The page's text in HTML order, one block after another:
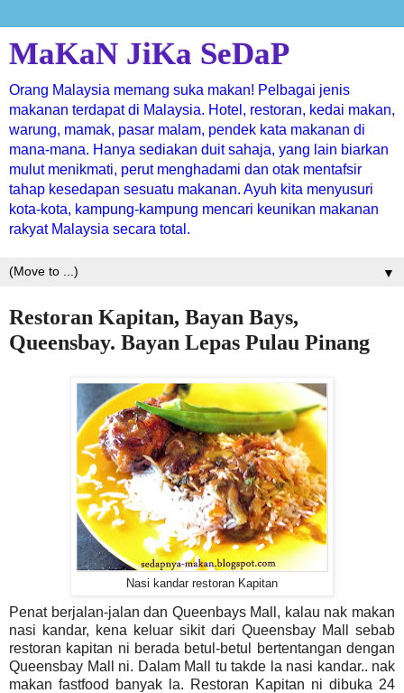
MaKaN JiKa SeDaP
Orang Malaysia memang suka makan! Pelbagai jenis
makanan terdapat di Malaysia. Hotel, restoran, kedai makan,
warung, mamak, pasar malam, pendek kata makanan di
mana-mana. Hanya sediakan duit sahaja, yang lain biarkan
mulut menikmati, perut menghadami dan otak mentafsir
tahap kesedapan sesuatu makanan. Ayuh kita menyusuri
kota-kota, kampung-kampung mencari keunikan makanan
rakyat Malaysia secara total.
▼
Restoran Kapitan, Bayan Bays,
Queensbay. Bayan Lepas Pulau Pinang
Nasi kandar restoran Kapitan
Penat berjalan-jalan dan Queenbays Mall, kalau nak makan
nasi kandar, kena keluar sikit dari Queensbay Mall sebab
restoran kapitan ni berada betul-betul bertentangan dengan
Queensbay Mall ni. Dalam Mall tu takde la nasi kandar.. nak
makan fastfood banyak la. Restoran Kapitan ni dibuka 24